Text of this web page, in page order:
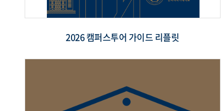
2026 캠퍼스투어 가이드 리플릿